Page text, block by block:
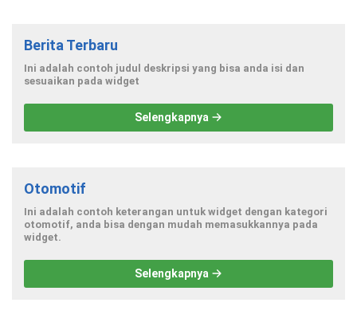
Berita Terbaru
Ini adalah contoh judul deskripsi yang bisa anda isi dan
sesuaikan pada widget
Selengkapnya
Otomotif
Ini adalah contoh keterangan untuk widget dengan kategori
otomotif, anda bisa dengan mudah memasukkannya pada
widget.
Selengkapnya